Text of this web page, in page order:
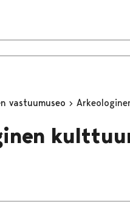
vastuumuseo